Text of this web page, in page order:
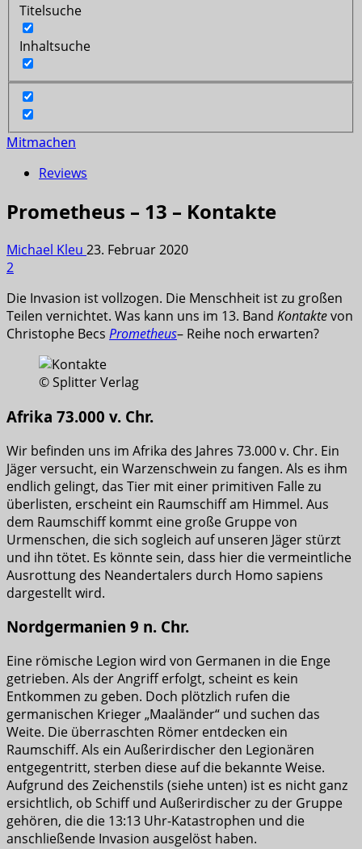
Titelsuche
Inhaltsuche
Mitmachen
Reviews
Prometheus – 13 – Kontakte
Michael Kleu 23. Februar 2020
2
Die Invasion ist vollzogen. Die Menschheit ist zu großen
Teilen vernichtet. Was kann uns im 13. Band Kontaktevon
Christophe Becs Prometheus– Reihe noch erwarten?
© Splitter Verlag
Afrika 73.000 v. Chr.
Wir befinden uns im Afrika des Jahres 73.000 v. Chr. Ein
Jäger versucht, ein Warzenschwein zu fangen. Als es ihm
endlich gelingt, das Tier mit einer primitiven Falle zu
überlisten, erscheint ein Raumschiff am Himmel. Aus
dem Raumschiff kommt eine große Gruppe von
Urmenschen, die sich sogleich auf unseren Jäger stürzt
und ihn tötet. Es könnte sein, dass hier die vermeintliche
Ausrottung des Neandertalers durch Homo sapiens
dargestellt wird.
Nordgermanien 9 n. Chr.
Eine römische Legion wird von Germanen in die Enge
getrieben. Als der Angriff erfolgt, scheint es kein
Entkommen zu geben. Doch plötzlich rufen die
germanischen Krieger „Maaländer“ und suchen das
Weite. Die überraschten Römer entdecken ein
Raumschiff. Als ein Außerirdischer den Legionären
entgegentritt, sterben diese auf die bekannte Weise.
Aufgrund des Zeichenstils (siehe unten) ist es nicht ganz
ersichtlich, ob Schiff und Außerirdischer zu der Gruppe
gehören, die die 13:13 Uhr-Katastrophen und die
anschließende Invasion ausgelöst haben.